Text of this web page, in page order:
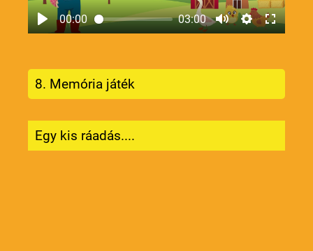
00:00 03:00
8. Memória játék
Egy kis ráadás....